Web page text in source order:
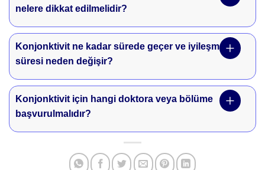
nelere dikkat edilmelidir?
Konjonktivit ne kadar sürede geçer ve iyileşme
süresi neden değişir?
Konjonktivit için hangi doktora veya bölüme
başvurulmalıdır?